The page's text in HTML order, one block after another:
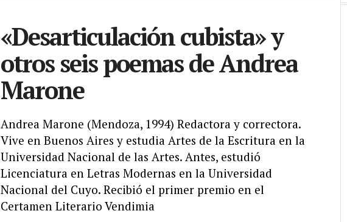
«Desarticulación cubista» y
otros seis poemas de Andrea
Marone
Andrea Marone (Mendoza, 1994) Redactora y correctora.
Vive en Buenos Aires y estudia Artes de la Escritura en la
Universidad Nacional de las Artes. Antes, estudió
Licenciatura en Letras Modernas en la Universidad
Nacional del Cuyo. Recibió el primer premio en el
Certamen Literario Vendimia